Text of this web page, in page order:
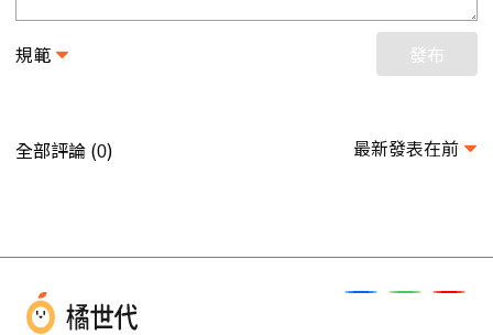
規範 發布
全部評論 (0) 最新發表在前